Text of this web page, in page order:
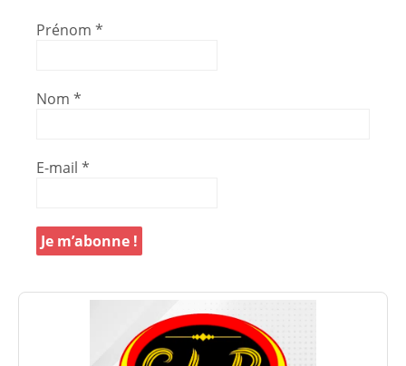
Prénom *
Nom *
E-mail *